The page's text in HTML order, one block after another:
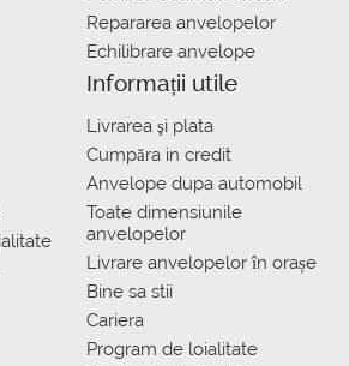
Repararea anvelopelor
Echilibrare anvelope
Informații utile
Livrarea şi plata
Сumpăra in credit
Anvelope dupa automobil
Toate dimensiunile
anvelopelor
Livrare anvelopelor în orașe
Bine sa stii
Cariera
Program de loialitate